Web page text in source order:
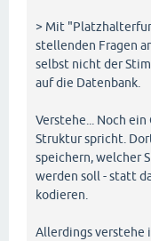
> Mit
stellenden Fragen
selbst nicht der
auf die Datenbank.
Verstehe... Noch
Struktur spricht.
speichern, welcher
werden soll - statt
kodieren.
Allerdings verstehe